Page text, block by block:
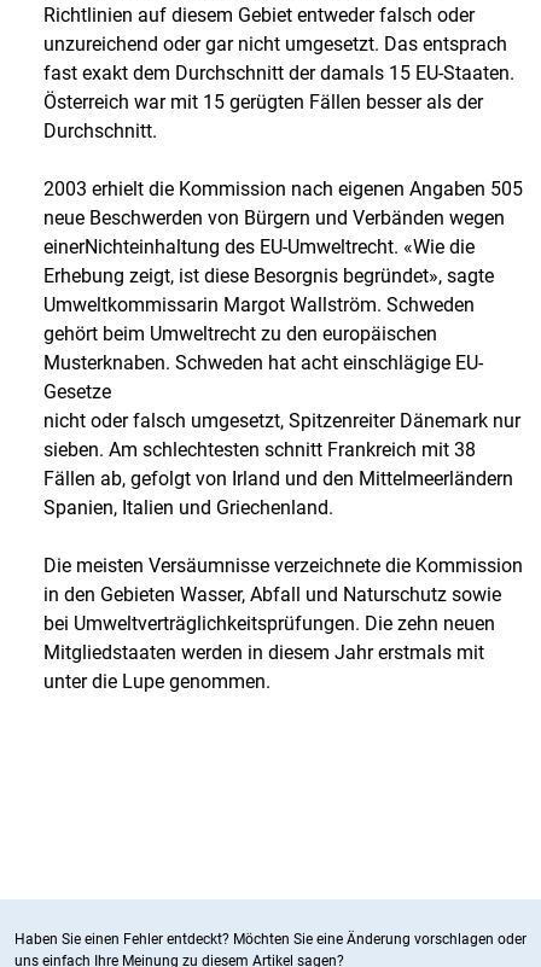
Richtlinien auf diesem Gebiet entweder falsch oder
unzureichend oder gar nicht umgesetzt. Das entsprach
fast exakt dem Durchschnitt der damals 15 EU-Staaten.
Österreich war mit 15 gerügten Fällen besser als der
Durchschnitt.
2003 erhielt die Kommission nach eigenen Angaben 505
neue Beschwerden von Bürgern und Verbänden wegen
einerNichteinhaltung des EU-Umweltrecht. «Wie die
Erhebung zeigt, ist diese Besorgnis begründet», sagte
Umweltkommissarin Margot Wallström. Schweden
gehört beim Umweltrecht zu den europäischen
Musterknaben. Schweden hat acht einschlägige EU-
Gesetze
nicht oder falsch umgesetzt, Spitzenreiter Dänemark nur
sieben. Am schlechtesten schnitt Frankreich mit 38
Fällen ab, gefolgt von Irland und den Mittelmeerländern
Spanien, Italien und Griechenland.
Die meisten Versäumnisse verzeichnete die Kommission
in den Gebieten Wasser, Abfall und Naturschutz sowie
bei Umweltverträglichkeitsprüfungen. Die zehn neuen
Mitgliedstaaten werden in diesem Jahr erstmals mit
unter die Lupe genommen.
Haben Sie einen Fehler entdeckt? Möchten Sie eine Änderung vorschlagen oder
uns einfach Ihre Meinung zu diesem Artikel sagen?